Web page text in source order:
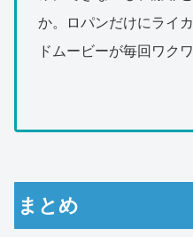
か。ロパンだけにライ
ドムービーが毎回ワク
まとめ